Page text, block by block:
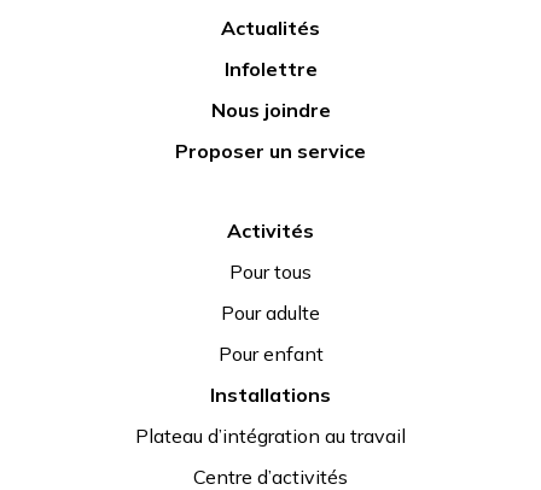
Actualités
Infolettre
Nous joindre
Proposer un service
Activités
Pour tous
Pour adulte
Pour enfant
Installations
Plateau d’intégration au travail
Centre d’activités